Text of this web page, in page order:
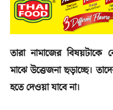
তারা নামাজের বিষয়টাকে
মাঝে উত্তেজনা ছড়াচ্ছে।
হতে দেওয়া যাবে না।